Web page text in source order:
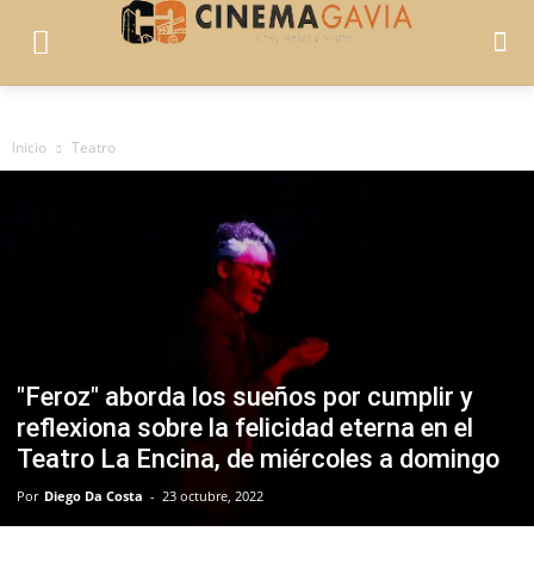
Inicio Teatro
"Feroz" aborda los sueños por cumplir y
reflexiona sobre la felicidad eterna en el
Teatro La Encina, de miércoles a domingo
Por Diego Da Costa - 23 octubre, 2022